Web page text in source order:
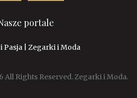
portale
Pasja| Zegarki i Moda
All Rights Reserved. Zegarki i Moda.